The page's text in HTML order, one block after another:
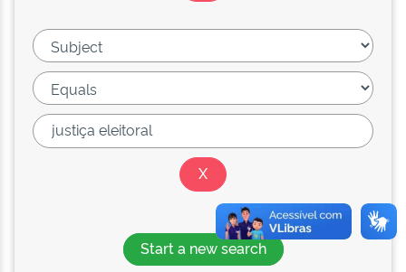
Start a new search